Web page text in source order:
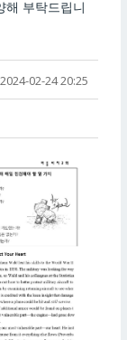
해 부탁드립니
2024-02-24 20:25